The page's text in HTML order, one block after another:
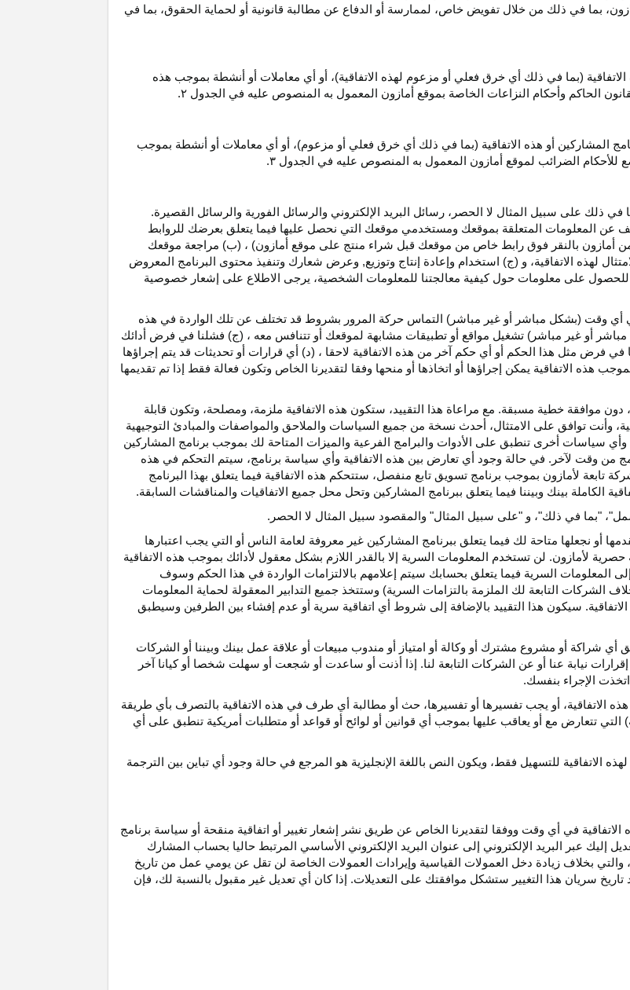
بما في ذلك من خلال تفويض خاص، لممارسة أو الدفاع عن مطالبة قانونية أو لحماية الحقوق، بما في
(بما في ذلك أي خرق فعلي أو مزعوم لهذه الاتفاقية)، أو أي معاملات أو أنشطة بموجب هذه
الحاكم وأحكام النزاعات الخاصة بموقع أمازون المعمول به المنصوص عليه في الجدول ۲.
المشاركين أو هذه الاتفاقية (بما في ذلك أي خرق فعلي أو مزعوم)، أو أي معاملات أو أنشطة بموجب
للأحكام الضرائب لموقع أمازون المعمول به المنصوص عليه في الجدول ۳.
ذلك على سبيل المثال لا الحصر، رسائل البريد الإلكتروني والرسائل الفورية والرسائل القصيرة.
عن المعلومات المتعلقة بموقعك ومستخدمي موقعك التي نحصل عليها فيما يتعلق بعرضك للروابط
أمازون بالنقر فوق رابط خاص من موقعك قبل شراء منتج على موقع أمازون) ، (ب) مراجعة موقعك
لهذه الاتفاقية، و (ج) استخدام وإعادة إنتاج وتوزيع, وعرض شعارك وتنفيذ محتوى البرنامج المعروض
على معلومات حول كيفية معالجتنا للمعلومات الشخصية، يرجى الاطلاع على إشعار خصوصية
في أي وقت (بشكل مباشر أو غير مباشر) التماس حركة المرور بشروط قد تختلف عن تلك الواردة في هذه
مباشر أو غير مباشر) تشغيل مواقع أو تطبيقات مشابهة لموقعك أو تتنافس معه ، (ج) فشلنا في فرض أدائك
في فرض مثل هذا الحكم أو أي حكم آخر من هذه الاتفاقية لاحقا ، (د) أي قرارات أو تحديثات قد يتم إجراؤها
هذه الاتفاقية يمكن إجراؤها أو اتخاذها أو منحها وفقا لتقديرنا الخاص وتكون فعالة فقط إذا تم تقديمها
دون موافقة خطية مسبقة. مع مراعاة هذا التقييد، ستكون هذه الاتفاقية ملزمة، ومصلحة، وتكون قابلة
وأنت توافق على الامتثال، أحدث نسخة من جميع السياسات والملاحق والمواصفات والمبادئ التوجيهية
وأي سياسات أخرى تنطبق على الأدوات والبرامج الفرعية والميزات المتاحة لك بموجب برنامج المشاركين
من وقت لآخر. في حالة وجود أي تعارض بين هذه الاتفاقية وأي سياسة برنامج، سيتم التحكم في هذه
تابعة لأمازون بموجب برنامج تسويق تابع منفصل، ستتحكم هذه الاتفاقية فيما يتعلق بهذا البرنامج
الكاملة بينك وبيننا فيما يتعلق ببرنامج المشاركين وتحل محل جميع الاتفاقيات والمناقشات السابقة.
"بما في ذلك"، و "على سبيل المثال" والمقصود سبيل المثال لا الحصر.
أو نجعلها متاحة لك فيما يتعلق ببرنامج المشاركين غير معروفة لعامة الناس أو التي يجب اعتبارها
لأمازون. لن تستخدم المعلومات السرية إلا بالقدر اللازم بشكل معقول لأدائك بموجب هذه الاتفاقية
المعلومات السرية فيما يتعلق بحسابك سيتم إعلامهم بالالتزامات الواردة في هذا الحكم وسوف
التابعة لك الملزمة بالتزامات السرية) وستتخذ جميع التدابير المعقولة لحماية المعلومات
سيكون هذا التقييد بالإضافة إلى شروط أي اتفاقية سرية أو عدم إفشاء بين الطرفين وسيطبق
أي شراكة أو مشروع مشترك أو وكالة أو امتياز أو مندوب مبيعات أو علاقة عمل بينك وبيننا أو الشركات
نيابة عنا أو عن الشركات التابعة لنا. إذا أذنت أو ساعدت أو شجعت أو سهلت شخصا أو كيانا آخر
الإجراء بنفسك.
هذه الاتفاقية، أو يجب تفسيرها أو تفسيرها، حث أو مطالبة أي طرف في هذه الاتفاقية بالتصرف بأي طريقة
التي تتعارض مع أو يعاقب عليها بموجب أي قوانين أو لوائح أو قواعد أو متطلبات أمريكية تنطبق على أي
لهذه الاتفاقية للتسهيل فقط، ويكون النص باللغة الإنجليزية هو المرجع في حالة وجود أي تباين بين
الترجمة
في أي وقت ووفقا لتقديرنا الخاص عن طريق نشر إشعار تغيير أو اتفاقية منقحة أو سياسة برنامج
عبر البريد الإلكتروني إلى عنوان البريد الإلكتروني الأساسي المرتبط حاليا بحساب المشارك
والتي بخلاف زيادة دخل العمولات القياسية وإيرادات العمولات الخاصة لن تقل عن يومي عمل من تاريخ
سريان هذا التغيير ستشكل موافقتك على التعديلات. إذا كان أي تعديل غير مقبول بالنسبة لك، فإن